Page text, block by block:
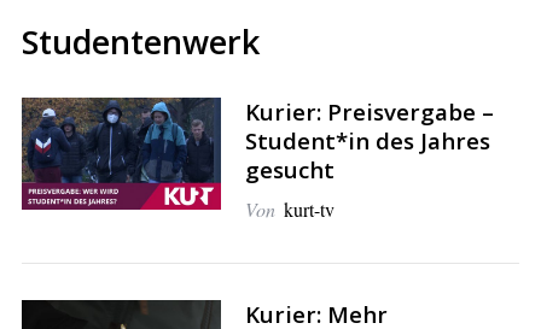
Studentenwerk
Kurier: Preisvergabe –
Student*in des Jahres
gesucht
Von kurt-tv
Kurier: Mehr
e
a